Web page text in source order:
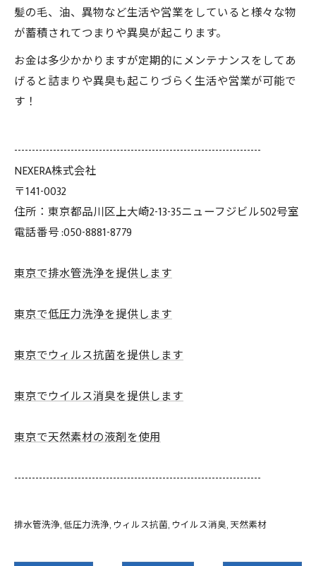
髪の毛、油、異物など生活や営業をしていると様々な物
が蓄積されてつまりや異臭が起こります。
お金は多少かかりますが定期的にメンテナンスをしてあ
げると詰まりや異臭も起こりづらく生活や営業が可能で
す！
----------------------------------------------------------------------
NEXERA株式会社
〒141-0032
住所：東京都品川区上大崎2-13-35ニューフジビル502号室
電話番号 :050-8881-8779
東京で排水管洗浄を提供します
東京で低圧力洗浄を提供します
東京でウィルス抗菌を提供します
東京でウイルス消臭を提供します
東京で天然素材の液剤を使用
----------------------------------------------------------------------
排水管洗浄 低圧力洗浄 ウィルス抗菌 ウイルス消臭 天然素材